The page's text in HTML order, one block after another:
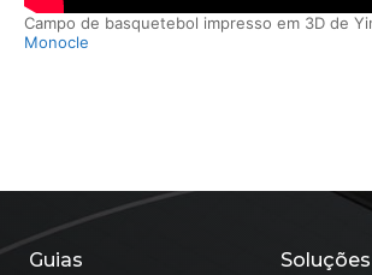
Campo de basquetebol impresso em 3D de
Monocle
Soluções
Guias